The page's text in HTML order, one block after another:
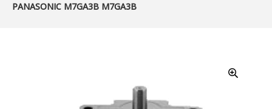
PANASONIC M7GA3B M7GA3B